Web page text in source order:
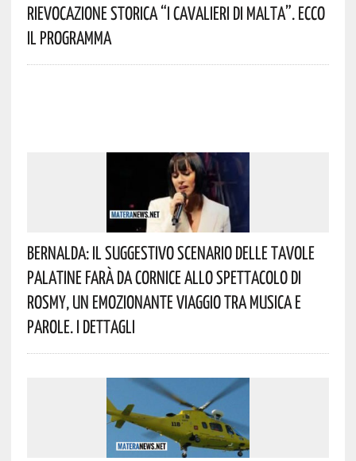
Rievocazione Storica “I CAVALIERI DI MALTA”. Ecco
Il Programma
Bernalda: Il Suggestivo Scenario Delle Tavole
Palatine Farà Da Cornice Allo Spettacolo Di
Rosmy, Un Emozionante Viaggio Tra Musica E
Parole. I Dettagli